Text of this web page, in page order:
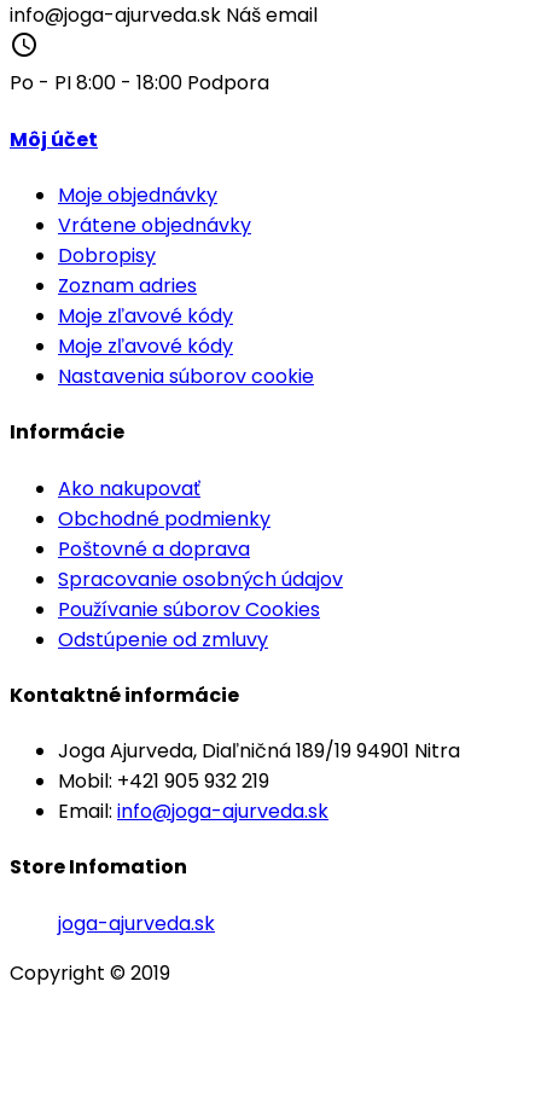
info@joga-ajurveda.sk Náš email
access_time
Po - PI 8:00 - 18:00 Podpora
Môj účet
Moje objednávky
Vrátene objednávky
Dobropisy
Zoznam adries
Moje zľavové kódy
Moje zľavové kódy
Nastavenia súborov cookie
Informácie
Ako nakupovať
Obchodné podmienky
Poštovné a doprava
Spracovanie osobných údajov
Používanie súborov Cookies
Odstúpenie od zmluvy
Kontaktné informácie
Joga Ajurveda, Diaľničná 189/19 94901 Nitra
Mobil: +421 905 932 219
Email: info@joga-ajurveda.sk
Store Infomation
joga-ajurveda.sk
Copyright © 2019